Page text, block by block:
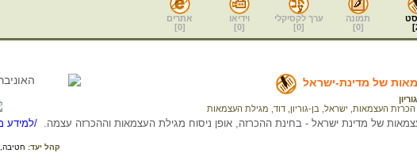
]
תמונה
[
0
]
ערך לקסיקלי
[
0
]
וידיאו
[
0
]
אתרים
[
0
]
של מדינת-ישראל
הכרזת העצמאות ישראל בן-גוריון, דוד מגילת העצמאות
של מדינת ישראל - בחינת ההכרזה, אופן ניסוח מגילת העצמאות וההכרזה עצמה. /למידע
קהל יעד: חטיבה,